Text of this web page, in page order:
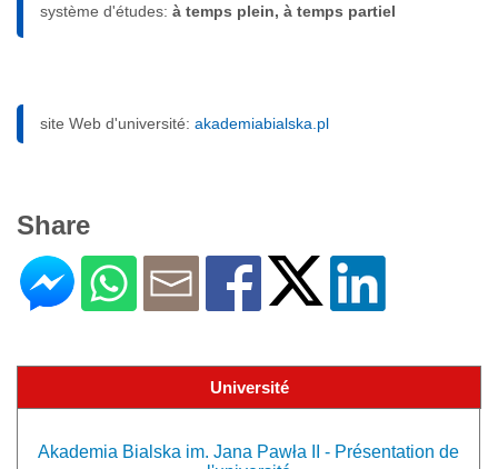
système d'études: à temps plein, à temps partiel
site Web d'université: akademiabialska.pl
Share
Université
Akademia Bialska im. Jana Pawła II - Présentation de